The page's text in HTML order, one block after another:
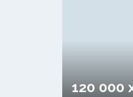
120 000